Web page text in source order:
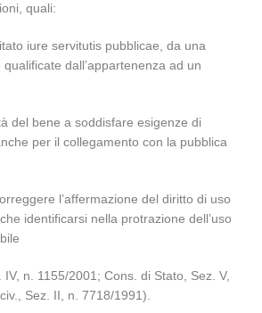
quali:
iure servitutis pubblicae, da una
dall’appartenenza ad un
del bene a soddisfare esigenze di
per il collegamento con la pubblica
l’affermazione del diritto di uso
identificarsi nella protrazione dell’uso
n. 1155/2001; Cons. di Stato, Sez. V,
Sez. II, n. 7718/1991).